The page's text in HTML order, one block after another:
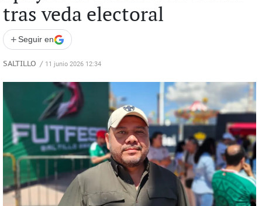
tras veda electoral
+ Seguir en
SALTILLO / 11 junio 2026 12:34